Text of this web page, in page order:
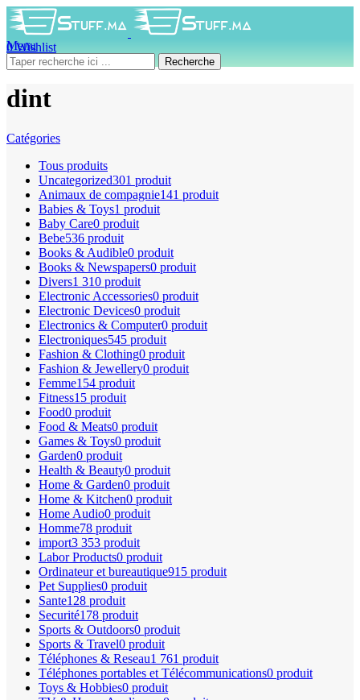
0Wishlist
0produit 0DH
Menu
Recherche
dint
Catégories
Tous produits
Uncategorized301 produit
Animaux de compagnie141 produit
Babies & Toys1 produit
Baby Care0 produit
Bebe536 produit
Books & Audible0 produit
Books & Newspapers0 produit
Divers1 310 produit
Electronic Accessories0 produit
Electronic Devices0 produit
Electronics & Computer0 produit
Electroniques545 produit
Fashion & Clothing0 produit
Fashion & Jewellery0 produit
Femme154 produit
Fitness15 produit
Food0 produit
Food & Meats0 produit
Games & Toys0 produit
Garden0 produit
Health & Beauty0 produit
Home & Garden0 produit
Home & Kitchen0 produit
Home Audio0 produit
Homme78 produit
import3 353 produit
Labor Products0 produit
Ordinateur et bureautique915 produit
Pet Supplies0 produit
Sante128 produit
Securité178 produit
Sports & Outdoors0 produit
Sports & Travel0 produit
Téléphones & Reseau1 761 produit
Téléphones portables et Télécommunications0 produit
Toys & Hobbies0 produit